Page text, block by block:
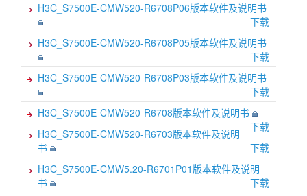
H3C_S7500E-CMW520-R6708P06版本软件及说明书
下载
H3C_S7500E-CMW520-R6708P05版本软件及说明书
下载
H3C_S7500E-CMW520-R6708P03版本软件及说明书
下载
H3C_S7500E-CMW520-R6708版本软件及说明书
下载
H3C_S7500E-CMW520-R6703版本软件及说明
书
下载
H3C_S7500E-CMW5.20-R6701P01版本软件及说明
书
下载